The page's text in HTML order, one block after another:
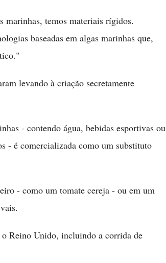
marinhas, temos materiais rígidos.
baseadas em algas marinhas que,
levando à criação secretamente
- contendo água, bebidas esportivas ou
- é comercializada como um substituto
- como um tomate cereja - ou em um
Reino Unido, incluindo a corrida de